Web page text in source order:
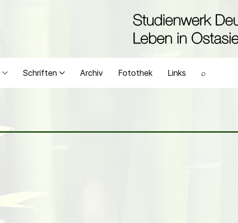
Schriften Archiv Fotothek Links ⌕